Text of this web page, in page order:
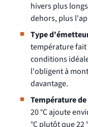
hivers plus
dehors, plus
Type
température fait
conditions
l'obligent à
davantage.
Température
20 °C ajoute
°C plutôt que 22